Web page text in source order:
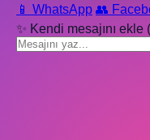
📱 WhatsApp 👥
✨ Kendi mesajını